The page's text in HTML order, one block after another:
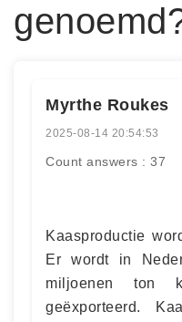
Myrthe Roukes
2025-08-14 20:54:53
Count answers : 37
Kaasproductie
Er wordt in
miljoenen ton
geëxporteerd.